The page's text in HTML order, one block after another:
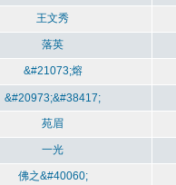
王文秀
落英
&#21073;熔
&#20973;&#38417;
苑眉
一光
佛之&#40060;